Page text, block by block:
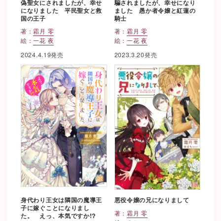
偽聖女にされましたが、幸せ
になりました 平民聖女と救
国の王子
著：霜月 零
絵：一花 夜
2024.4.19発売
騙されましたが、幸せになり
ました 愚か者令嬢と紅蓮の
騎士
著： 霜月 零
絵： 一花 夜
2023.3.20発売
身代わり王女は隣国の魔導王
子に嫁ぐことになりまし
た。 えっ、本気ですか!?
悪役令嬢の兄になりまして
著： 霜月 零